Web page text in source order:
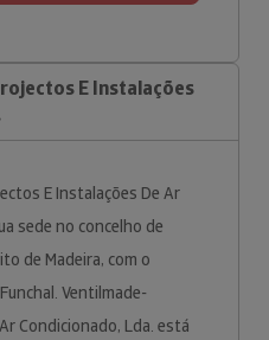
E Instalações
E Instalações De Ar
sede no concelho de
de Madeira, com o
Ventilmade-
Condicionado, Lda. está